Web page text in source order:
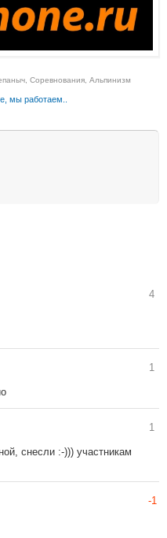
Соревнования Альпинизм
мы работаем..
4
1
1
снесли :-))) участникам
-1